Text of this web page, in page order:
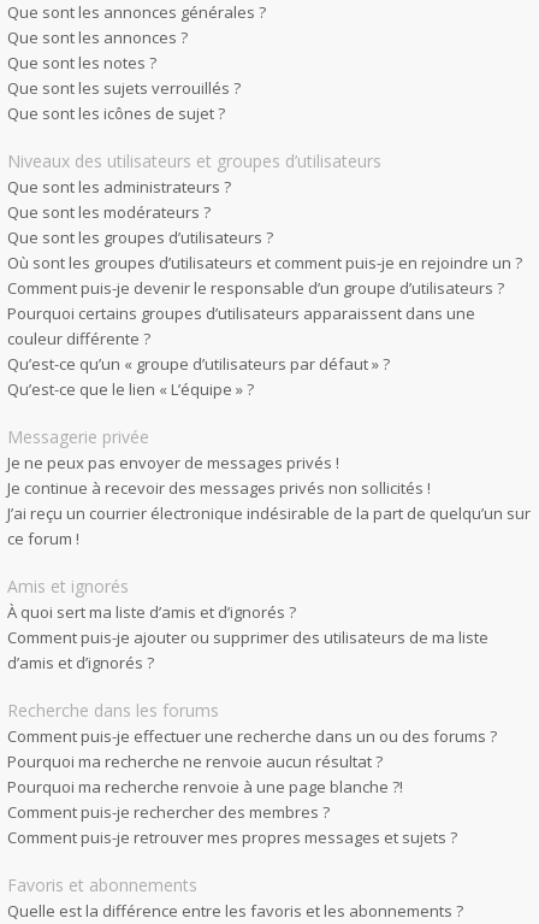
Que sont les annonces générales ?
Que sont les annonces ?
Que sont les notes ?
Que sont les sujets verrouillés ?
Que sont les icônes de sujet ?
Niveaux des utilisateurs et groupes d’utilisateurs
Que sont les administrateurs ?
Que sont les modérateurs ?
Que sont les groupes d’utilisateurs ?
Où sont les groupes d’utilisateurs et comment puis-je en rejoindre un ?
Comment puis-je devenir le responsable d’un groupe d’utilisateurs ?
Pourquoi certains groupes d’utilisateurs apparaissent dans une
couleur différente ?
Qu’est-ce qu’un « groupe d’utilisateurs par défaut » ?
Qu’est-ce que le lien « L’équipe » ?
Messagerie privée
Je ne peux pas envoyer de messages privés !
Je continue à recevoir des messages privés non sollicités !
J’ai reçu un courrier électronique indésirable de la part de quelqu’un sur
ce forum !
Amis et ignorés
À quoi sert ma liste d’amis et d’ignorés ?
Comment puis-je ajouter ou supprimer des utilisateurs de ma liste
d’amis et d’ignorés ?
Recherche dans les forums
Comment puis-je effectuer une recherche dans un ou des forums ?
Pourquoi ma recherche ne renvoie aucun résultat ?
Pourquoi ma recherche renvoie à une page blanche ?!
Comment puis-je rechercher des membres ?
Comment puis-je retrouver mes propres messages et sujets ?
Favoris et abonnements
Quelle est la différence entre les favoris et les abonnements ?